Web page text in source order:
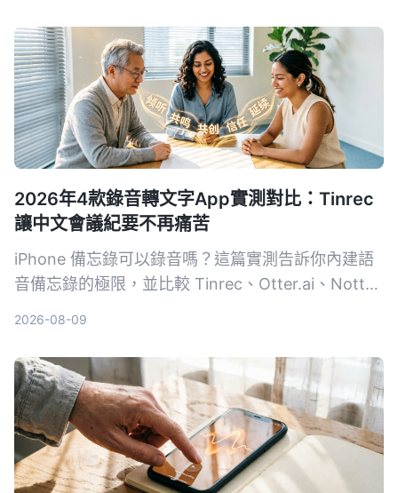
2026年4款錄音轉文字App實測對比：Tinrec
讓中文會議紀要不再痛苦
iPhone 備忘錄可以錄音嗎？這篇實測告訴你內建語
音備忘錄的極限，並比較 Tinrec、Otter.ai、Notta
2026-08-09